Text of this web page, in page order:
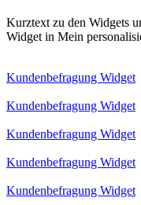
Kurztext zu den Widgets
Widget in Mein
Kundenbefragung Widget
Kundenbefragung Widget
Kundenbefragung Widget
Kundenbefragung Widget
Kundenbefragung Widget